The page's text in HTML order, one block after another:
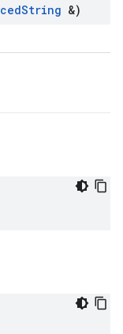
String &)